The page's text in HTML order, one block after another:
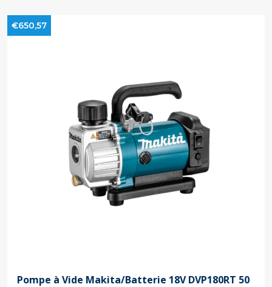
€650,57
Pompe à Vide Makita/Batterie 18V DVP180RT 50